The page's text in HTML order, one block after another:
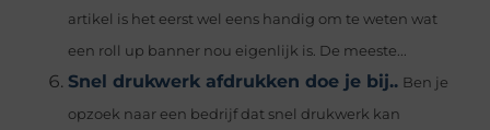
artikel is het eerst wel eens handig om te weten wat
een roll up banner nou eigenlijk is. De meeste...
Snel drukwerk afdrukken doe je bij.. Ben je
opzoek naar een bedrijf dat snel drukwerk kan